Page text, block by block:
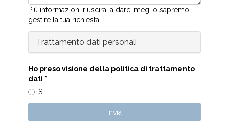
Più informazioni riuscirai a darci meglio sapremo
gestire la tua richiesta.
Trattamento dati personali
Ho preso visione della politica di trattamento
dati *
Sì
Invia